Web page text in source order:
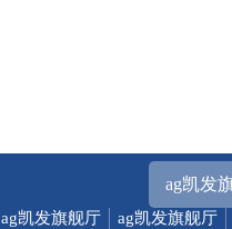
ag凯发
ag凯发旗舰厅
ag凯发旗舰厅